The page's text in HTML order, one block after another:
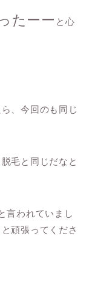
たーー と心
、今回のも同じ
毛と同じだなと
言われていまし
頑張ってくださ